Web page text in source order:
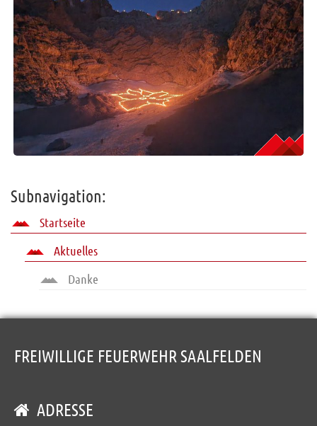
Subnavigation:
Startseite
Aktuelles
Danke
FREIWILLIGE FEUERWEHR SAALFELDEN
ADRESSE